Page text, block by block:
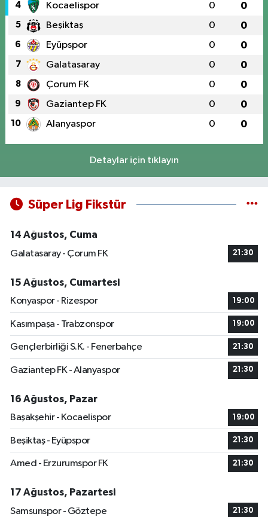
4 Kocaelispor 0 0
5 Beşiktaş 0 0
6 Eyüpspor 0 0
7 Galatasaray 0 0
8 Çorum FK 0 0
9 Gaziantep FK 0 0
10 Alanyaspor 0 0
Detaylar için tıklayın
Süper Lig Fikstür
14 Ağustos, Cuma
Galatasaray - Çorum FK
21:30
15 Ağustos, Cumartesi
Konyaspor - Rizespor
19:00
Kasımpaşa - Trabzonspor 19:00
Gençlerbirliği S.K. - Fenerbahçe 21:30
Gaziantep FK - Alanyaspor 21:30
16 Ağustos, Pazar
Başakşehir - Kocaelispor
19:00
Beşiktaş - Eyüpspor 21:30
Amed - Erzurumspor FK 21:30
17 Ağustos, Pazartesi
Samsunspor - Göztepe
21:30